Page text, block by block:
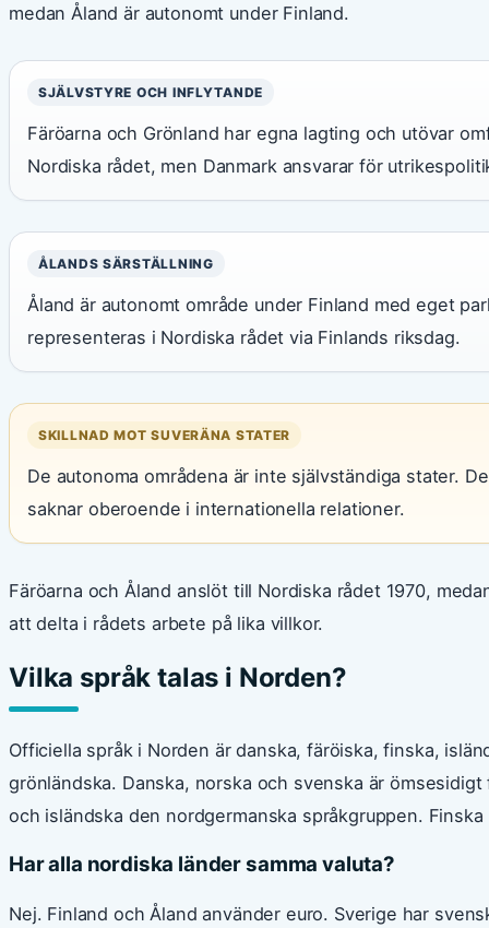
medan Åland är autonomt under Finland.
SJÄLVSTYRE OCH INFLYTANDE
Färöarna och Grönland har egna lagting och utövar
Nordiska rådet, men Danmark ansvarar för
ÅLANDS SÄRSTÄLLNING
Åland är autonomt område under Finland med eget
representeras i Nordiska rådet via Finlands riksdag.
SKILLNAD MOT SUVERÄNA STATER
De autonoma områdena är inte självständiga stater.
saknar oberoende i internationella relationer.
Färöarna och Åland anslöt till Nordiska rådet 1970,
att delta i rådets arbete på lika villkor.
Vilka språk talas i Norden?
Officiella språk i Norden är danska, färöiska, finska,
grönländska. Danska, norska och svenska är
och isländska den nordgermanska språkgruppen.
Har alla nordiska länder samma valuta?
Nej. Finland och Åland använder euro. Sverige har